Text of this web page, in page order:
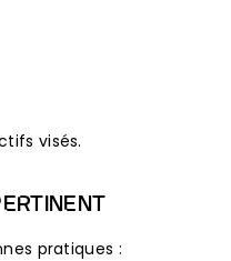
visés.
pratiques :